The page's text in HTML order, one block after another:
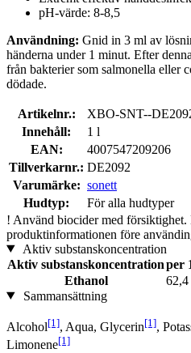
pH-värde: 8-8,5
Användning: Gnid in 3 ml av
händerna under 1 minut. Efter
från bakterier som salmonella eller
dödade.
Artikelnr.:
XBO-SNT--
Innehåll:
1 l
EAN:
4007547209206
Tillverkarnr.: DE2092
Varumärke: sonett
Hudtyp:
För alla hudtyper
! Använd biocider med försiktighet.
produktinformationen före
Aktiv substanskoncentration
Aktiv substanskoncentrationper
Ethanol
62,4
Sammansättning
Alcohol[1], Aqua, Glycerin[1],
Limonene[1]